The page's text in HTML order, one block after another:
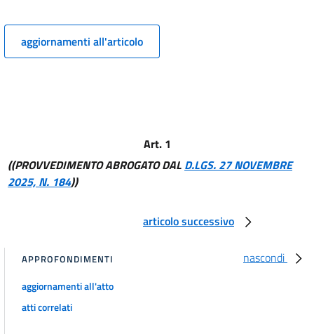
aggiornamenti all'articolo
Art. 1
((PROVVEDIMENTO ABROGATO DAL D.LGS. 27 NOVEMBRE
2025, N. 184))
articolo successivo
nascondi
APPROFONDIMENTI
aggiornamenti all'atto
atti correlati